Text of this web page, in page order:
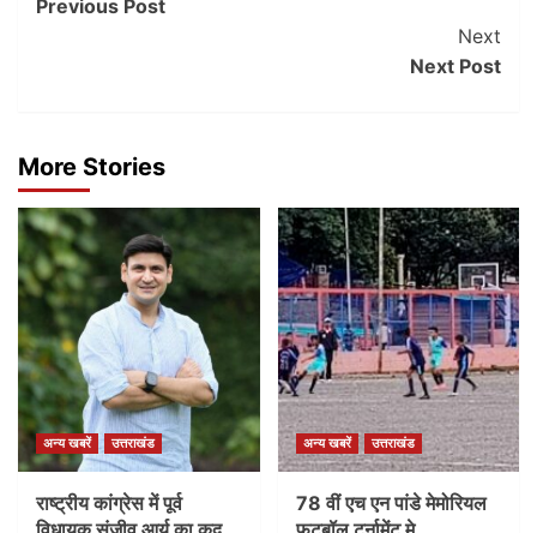
Navigation
Previous Post
Next
Next Post
More Stories
अन्य खबरें उत्तराखंड
राष्ट्रीय कांग्रेस में पूर्व
अन्य खबरें उत्तराखंड
78 वीं एच एन पांडे मेमोरियल